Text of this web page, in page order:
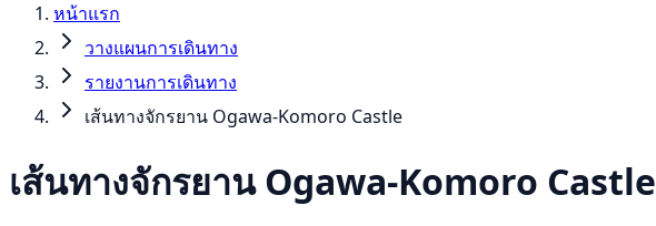
หน้าแรก
วางแผนการเดินทาง
รายงานการเดินทาง
เส้นทางจักรยาน Ogawa-Komoro Castle
เส้นทางจักรยาน Ogawa-Komoro Castle